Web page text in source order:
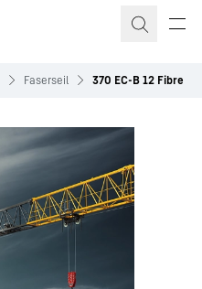
Faserseil 370 EC-B 12 Fibre